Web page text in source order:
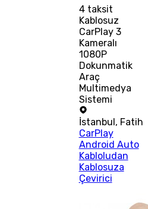
4taksit
Kablosuz
CarPlay 3
Kameralı
1080P
Dokunmatik
Araç
Multimedya
Sistemi
İstanbul, Fatih
CarPlay
Android Auto
Kabloludan
Kablosuza
Çevirici